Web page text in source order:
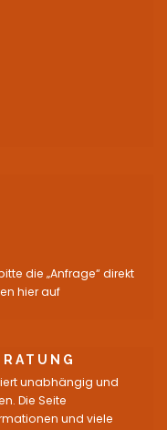
die „Anfrage“ direkt
hier auf
unabhängig und
Die Seite
und viele